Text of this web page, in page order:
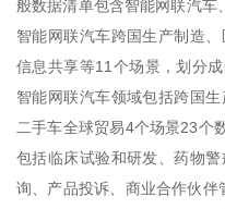
般数据清单包含智能网联汽车
智能网联汽车跨国生产制造
信息共享等11个场景，划分
智能网联汽车领域包括跨国
二手车全球贸易4个场景23个
包括临床试验和研发、药物
询、产品投诉、商业合作伙